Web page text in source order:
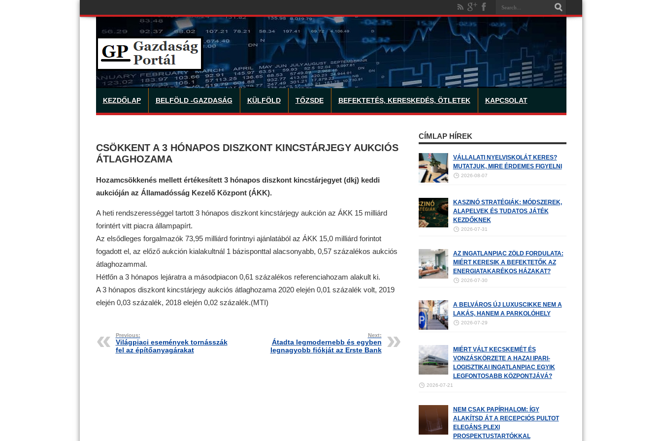
KEZDŐLAP BELFÖLD -GAZDASÁG KÜLFÖLD TŐZSDE BEFEKTETÉS, KERESKEDÉS, ÖTLETEK KAPCSOLAT
CSÖKKENT A 3 HÓNAPOS DISZKONT KINCSTÁRJEGY AUKCIÓS
ÁTLAGHOZAMA
Hozamcsökkenés mellett értékesített 3 hónapos diszkont kincstárjegyet (dkj) keddi
aukcióján az Államadósság Kezelő Központ (ÁKK).
A heti rendszerességgel tartott 3 hónapos diszkont kincstárjegy aukción az ÁKK 15 milliárd
forintért vitt piacra állampapírt.
Az elsődleges forgalmazók 73,95 milliárd forintnyi ajánlatából az ÁKK 15,0 milliárd forintot
fogadott el, az előző aukción kialakultnál 1 bázisponttal alacsonyabb, 0,57 százalékos aukciós
átlaghozammal.
Hétfőn a 3 hónapos lejáratra a másodpiacon 0,61 százalékos referenciahozam alakult ki.
A 3 hónapos diszkont kincstárjegy aukciós átlaghozama 2020 elején 0,01 százalék volt, 2019
elején 0,03 százalék, 2018 elején 0,02 százalék.(MTI)
Previous:
Világpiaci események tornásszák
fel az építőanyagárakat
Next:
Átadta legmodernebb és egyben
legnagyobb fiókját az Erste Bank
CÍMLAP HÍREK
VÁLLALATI NYELVISKOLÁT KERES?
MUTATJUK, MIRE ÉRDEMES FIGYELNI
2026-08-07
KASZINÓ STRATÉGIÁK: MÓDSZEREK,
ALAPELVEK ÉS TUDATOS JÁTÉK
KEZDŐKNEK
2026-07-31
AZ INGATLANPIAC ZÖLD FORDULATA:
MIÉRT KERESIK A BEFEKTETŐK AZ
ENERGIATAKARÉKOS HÁZAKAT?
2026-07-30
A BELVÁROS ÚJ LUXUSCIKKE NEM A
LAKÁS, HANEM A PARKOLÓHELY
2026-07-29
MIÉRT VÁLT KECSKEMÉT ÉS
VONZÁSKÖRZETE A HAZAI IPARI-
LOGISZTIKAI INGATLANPIAC EGYIK
LEGFONTOSABB KÖZPONTJÁVÁ?
2026-07-21
NEM CSAK PAPÍRHALOM: ÍGY
ALAKÍTSD ÁT A RECEPCIÓS PULTOT
ELEGÁNS PLEXI
PROSPEKTUSTARTÓKKAL